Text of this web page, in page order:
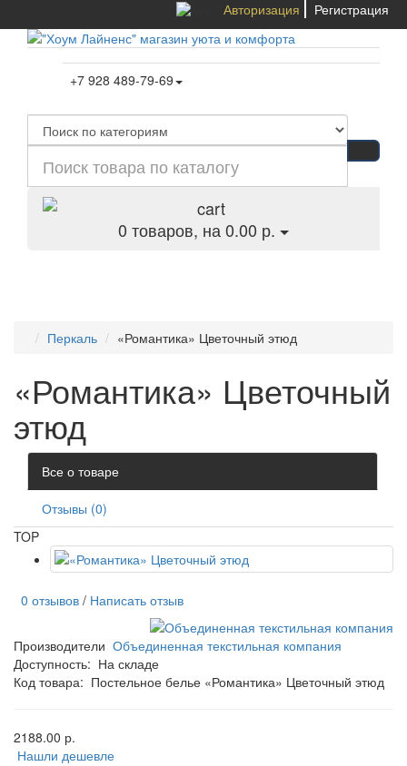
Авторизация Регистрация
+7 928 489-79-69
0 товаров, на 0.00 р.
Перкаль «Романтика» Цветочный этюд
«Романтика» Цветочный
этюд
Все о товаре
Отзывы (0)
TOP
0 отзывов / Написать отзыв
Производители Объединенная текстильная компания
Доступность: На складе
Код товара: Постельное белье «Романтика» Цветочный этюд
2188.00 р.
Нашли дешевле